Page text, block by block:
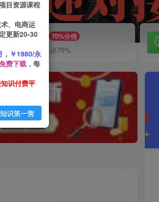
推广赚钱 70%分佣
推广返佣高达70%
目资源课程
、电商运
更新20-30
，￥1980/永
费下载， 每
识付费平
识第一营